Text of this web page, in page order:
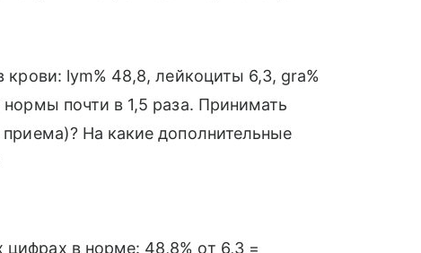
крови: lym% 48,8, лейкоциты 6,3, gra%
почти в 1,5 раза. Принимать
На какие дополнительные
в норме: 48,8% от 6,3 =